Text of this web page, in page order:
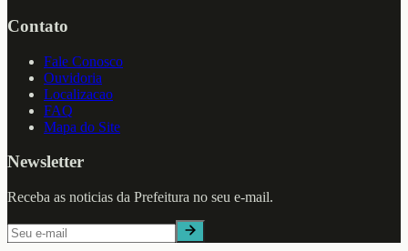
Contato
Fale Conosco
Ouvidoria
Localizacao
FAQ
Mapa do Site
Newsletter
Receba as noticias da Prefeitura no seu e-mail.